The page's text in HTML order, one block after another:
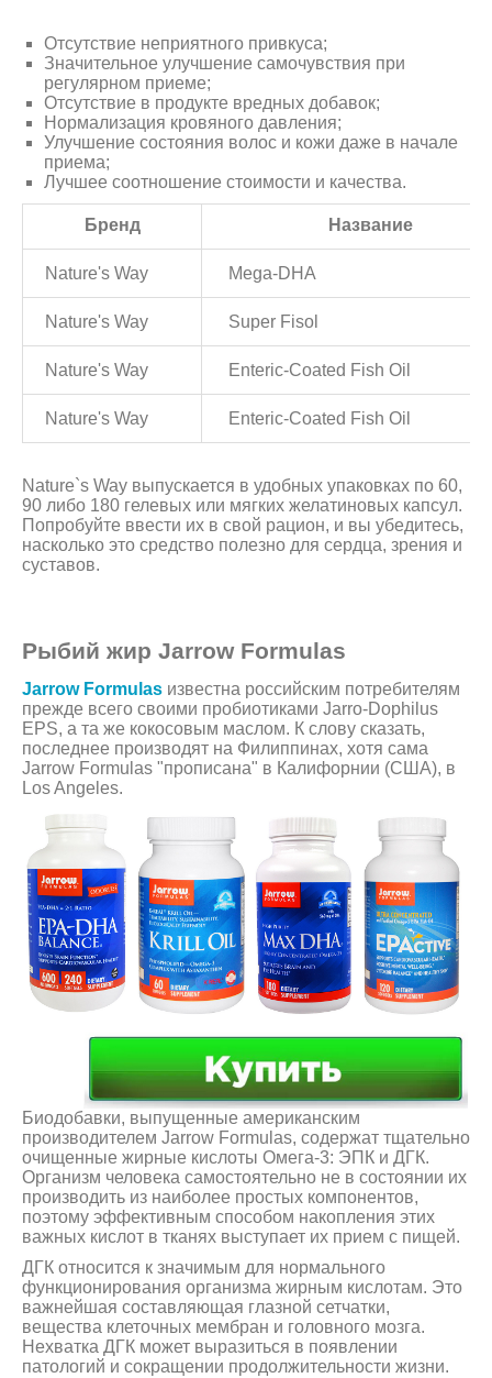
Отсутствие неприятного привкуса;
Значительное улучшение самочувствия при
регулярном приеме;
Отсутствие в продукте вредных добавок;
Нормализация кровяного давления;
Улучшение состояния волос и кожи даже в начале
приема;
Лучшее соотношение стоимости и качества.
Бренд Название
Nature's Way Mega-DHA
Nature's Way Super Fisol
Nature's Way Enteric-Coated Fish Oil
Nature's Way Enteric-Coated Fish Oil
Nature`s Way выпускается в удобных упаковках по 60,
90 либо 180 гелевых или мягких желатиновых капсул.
Попробуйте ввести их в свой рацион, и вы убедитесь,
насколько это средство полезно для сердца, зрения и
суставов.
Рыбий жир Jarrow Formulas
Jarrow Formulas известна российским потребителям
прежде всего своими пробиотиками Jarro-Dophilus
EPS, а та же кокосовым маслом. К слову сказать,
последнее производят на Филиппинах, хотя сама
Jarrow Formulas "прописана" в Калифорнии (США), в
Los Angeles.
Биодобавки, выпущенные американским
производителем Jarrow Formulas, содержат тщательно
очищенные жирные кислоты Омега-3: ЭПК и ДГК.
Организм человека самостоятельно не в состоянии их
производить из наиболее простых компонентов,
поэтому эффективным способом накопления этих
важных кислот в тканях выступает их прием с пищей.
ДГК относится к значимым для нормального
функционирования организма жирным кислотам. Это
важнейшая составляющая глазной сетчатки,
вещества клеточных мембран и головного мозга.
Нехватка ДГК может выразиться в появлении
патологий и сокращении продолжительности жизни.